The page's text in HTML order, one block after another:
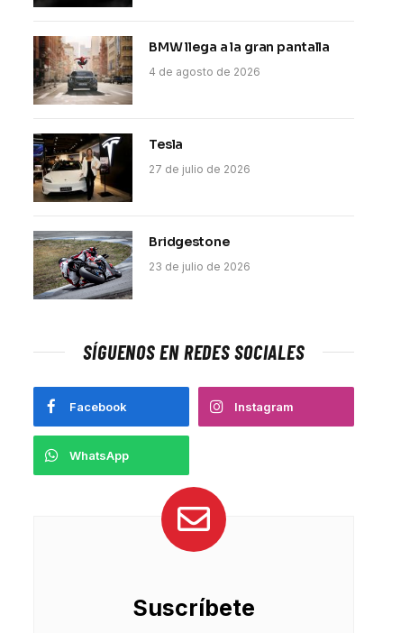
BMW llega a la gran pantalla
4 de agosto de 2026
Tesla
27 de julio de 2026
Bridgestone
23 de julio de 2026
SÍGUENOS EN REDES SOCIALES
Facebook Instagram
WhatsApp
Suscríbete